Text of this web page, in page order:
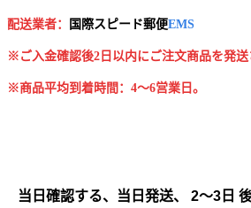
配送業者： 国 際スピード郵便EMS
※ご入金確認後2日以内にご注文商品を発送
※商品平均到着時間：4～6営業日。
当日確認する、当日発送、 2～3日